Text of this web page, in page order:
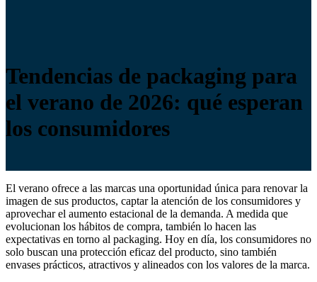
Tendencias de packaging para
el verano de 2026: qué esperan
los consumidores
El verano ofrece a las marcas una oportunidad única para renovar la
imagen de sus productos, captar la atención de los consumidores y
aprovechar el aumento estacional de la demanda. A medida que
evolucionan los hábitos de compra, también lo hacen las
expectativas en torno al packaging. Hoy en día, los consumidores no
solo buscan una protección eficaz del producto, sino también
envases prácticos, atractivos y alineados con los valores de la marca.